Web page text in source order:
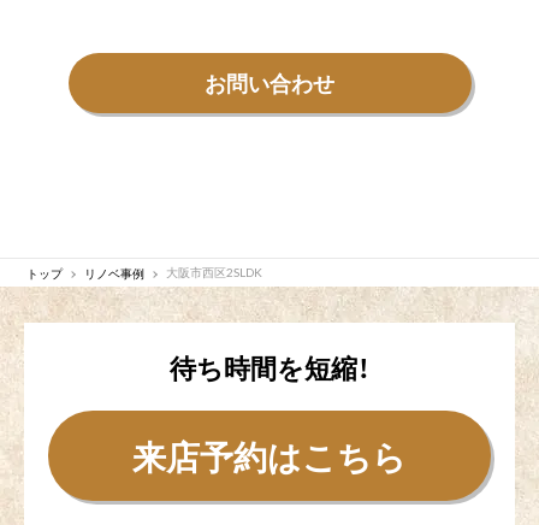
お問い合わせ
トップ リノベ事例 大阪市西区2SLDK
待ち時間を短縮！
来店予約はこちら